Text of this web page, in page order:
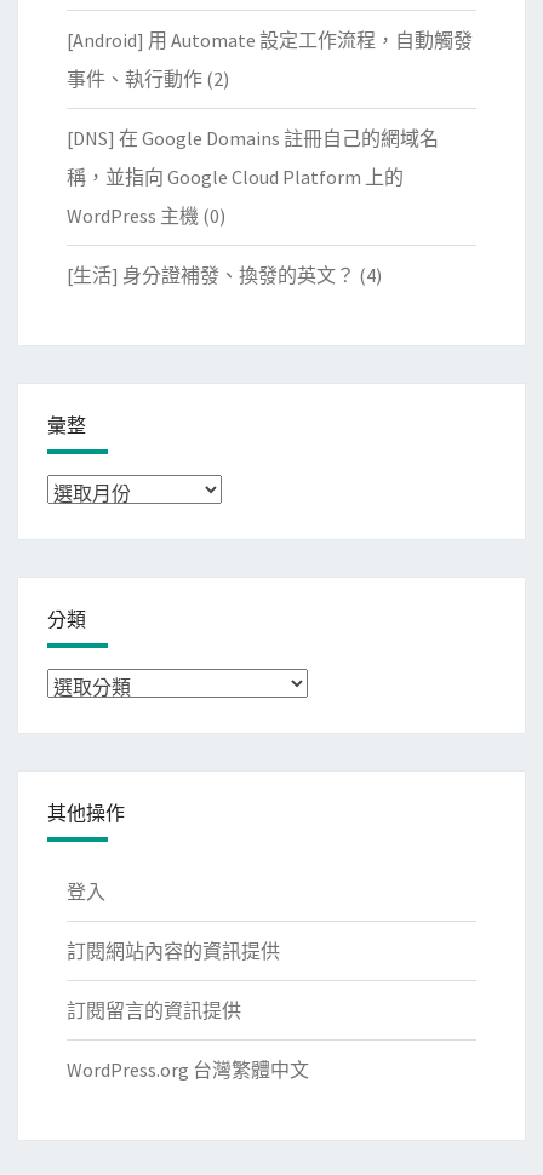
[Android] 用 Automate 設定工作流程，自動觸發
事件、執行動作 (2)
[DNS] 在 Google Domains 註冊自己的網域名
稱，並指向 Google Cloud Platform 上的
WordPress 主機 (0)
[生活] 身分證補發、換發的英文？ (4)
彙整
彙
分類
分
其他操作
登入
訂閱網站內容的資訊提供
訂閱留言的資訊提供
WordPress.org 台灣繁體中文